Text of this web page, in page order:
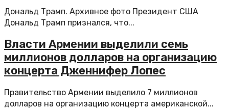
Дональд Трамп. Архивное фото Президент США
Дональд Трамп признался, что...
Власти Армении выделили семь
миллионов долларов на организацию
концерта Дженнифер Лопес
Правительство Армении выделило 7 миллионов
долларов на организацию концерта американской...